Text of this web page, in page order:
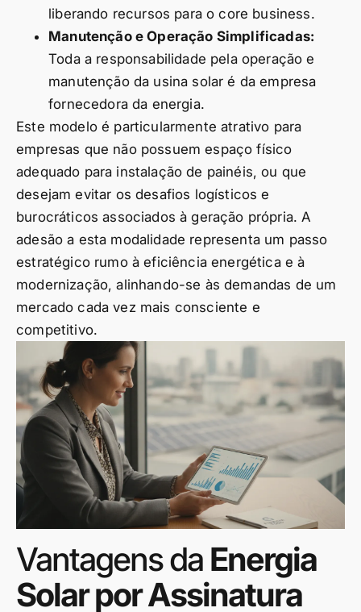
liberando recursos para o core business.
Manutenção e Operação Simplificadas:
Toda a responsabilidade pela operação e
manutenção da usina solar é da empresa
fornecedora da energia.
Este modelo é particularmente atrativo para
empresas que não possuem espaço físico
adequado para instalação de painéis, ou que
desejam evitar os desafios logísticos e
burocráticos associados à geração própria. A
adesão a esta modalidade representa um passo
estratégico rumo à eficiência energética e à
modernização, alinhando-se às demandas de um
mercado cada vez mais consciente e
competitivo.
Vantagens da Energia
Solar por Assinatura